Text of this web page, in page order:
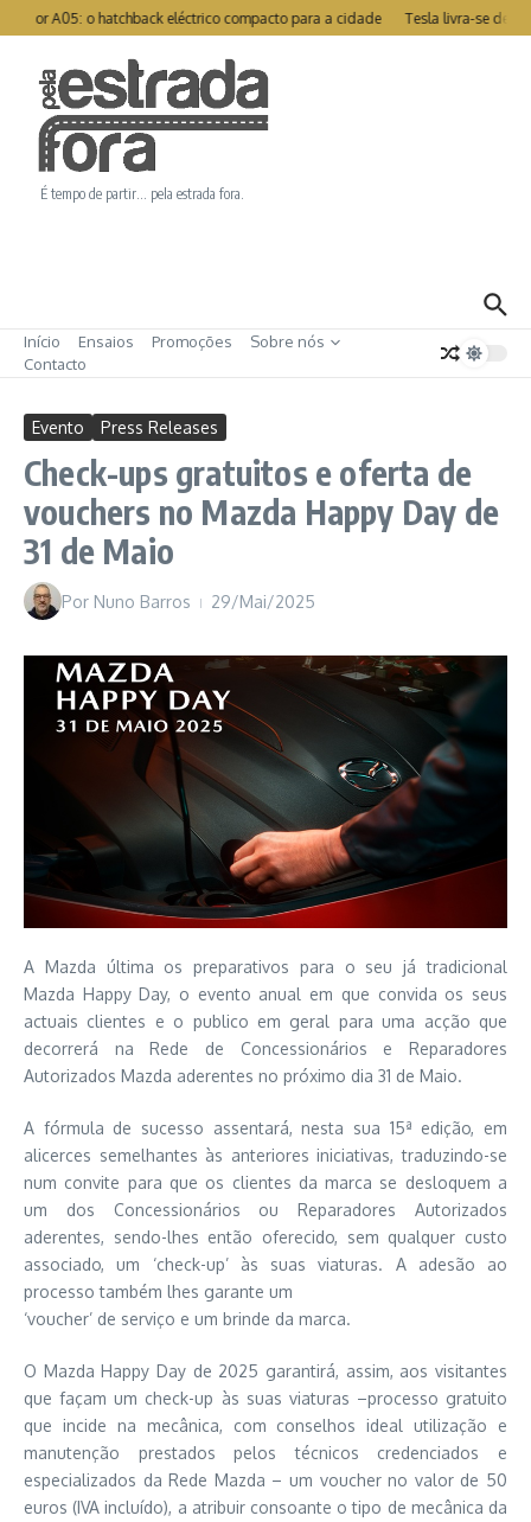
Ir para o conteúdo
A05: o hatchback eléctrico compacto para a cidade Tesla livra-se de
É tempo de partir… pela estrada fora.
Início Ensaios Promoções
Sobre nós
Contacto
Evento Press Releases
Check-ups gratuitos e oferta de
vouchers no Mazda Happy Day de
31 de Maio
Por Nuno Barros 29/Mai/2025
A Mazda última os preparativos para o seu já tradicional
Mazda Happy Day, o evento anual em que convida os seus
actuais clientes e o publico em geral para uma acção que
decorrerá na Rede de Concessionários e Reparadores
Autorizados Mazda aderentes no próximo dia 31 de Maio.
A fórmula de sucesso assentará, nesta sua 15ª edição, em
alicerces semelhantes às anteriores iniciativas, traduzindo-se
num convite para que os clientes da marca se desloquem a
um dos Concessionários ou Reparadores Autorizados
aderentes, sendo-lhes então oferecido, sem qualquer custo
associado, um ‘check-up’ às suas viaturas. A adesão ao
processo também lhes garante um
‘voucher’ de serviço e um brinde da marca.
O Mazda Happy Day de 2025 garantirá, assim, aos visitantes
que façam um check-up às suas viaturas –processo gratuito
que incide na mecânica, com conselhos ideal utilização e
manutenção prestados pelos técnicos credenciados e
especializados da Rede Mazda – um voucher no valor de 50
euros (IVA incluído), a atribuir consoante o tipo de mecânica da